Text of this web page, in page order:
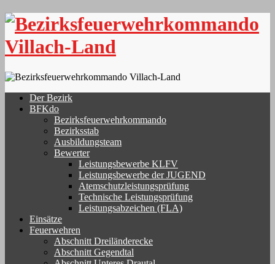
Skip
content
Der Bezirk
BFKdo
Bezirksfeuerwehrkommando
Bezirksstab
Ausbildungsteam
Bewerter
Leistungsbewerbe KLFV
Leistungsbewerbe der JUGEND
Atemschutzleistungsprüfung
Technische Leistungsprüfung
Leistungsabzeichen (FLA)
Einsätze
Feuerwehren
Abschnitt Dreiländerecke
Abschnitt Gegendtal